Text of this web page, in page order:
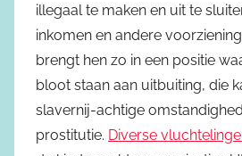
illegaal te maken en uit te
inkomen en andere
brengt hen zo in een positie
bloot staan aan uitbuiting, die
slavernij-achtige
prostitutie. Diverse